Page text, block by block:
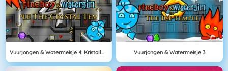
Vuurjongen & Watermeisje 4: Kristallen Tempel Vuurjongen & Watermeisje 3